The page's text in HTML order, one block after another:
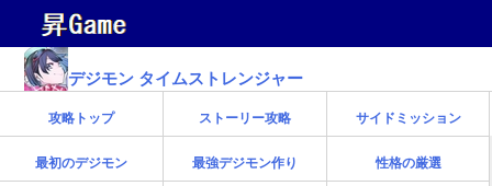
デジモン タイムストレンジャー
攻略トップ ストーリー攻略 サイドミッション
最初のデジモン 最強デジモン作り 性格の厳選